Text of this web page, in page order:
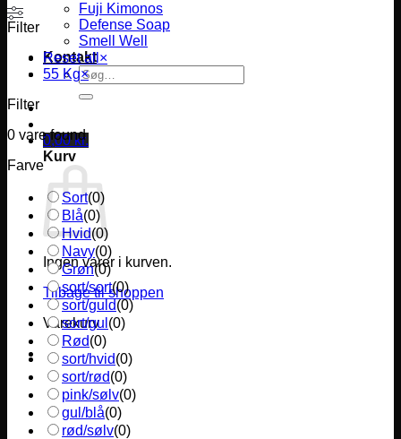
Fuji Kimonos
Defense Soap
Smell Well
Kontakt
Søg
efter:
0,00 kr.
Kurv
Ingen varer i kurven.
Tilbage til shoppen
Varekurv
Filter
Reset all ×
55 Kg×
Filter
0 vare found
Farve
Sort(0)
Blå(0)
Hvid(0)
Navy(0)
Grøn(0)
sort/sort(0)
sort/guld(0)
sort/gul (0)
Rød(0)
sort/hvid(0)
sort/rød(0)
pink/sølv(0)
gul/blå(0)
rød/sølv(0)